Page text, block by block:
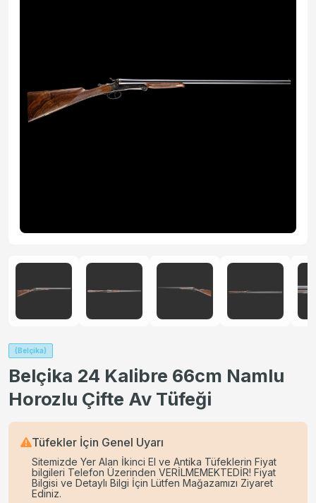
(Belçika)
Belçika 24 Kalibre 66cm Namlu
Horozlu Çifte Av Tüfeği
Tüfekler İçin Genel Uyarı
Sitemizde Yer Alan İkinci El ve Antika Tüfeklerin Fiyat
bilgileri Telefon Üzerinden VERİLMEMEKTEDİR! Fiyat
Bilgisi ve Detaylı Bilgi İçin Lütfen Mağazamızı Ziyaret
Ediniz.